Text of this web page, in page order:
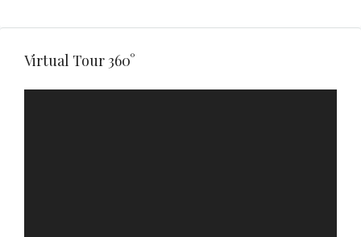
Virtual Tour 360°